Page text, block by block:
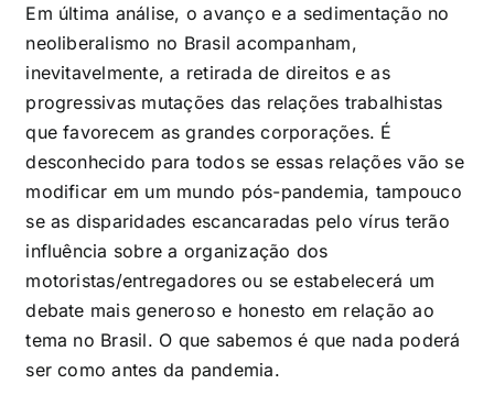
Em última análise, o avanço e a sedimentação no
neoliberalismo no Brasil acompanham,
inevitavelmente, a retirada de direitos e as
progressivas mutações das relações trabalhistas
que favorecem as grandes corporações. É
desconhecido para todos se essas relações vão se
modificar em um mundo pós-pandemia, tampouco
se as disparidades escancaradas pelo vírus terão
influência sobre a organização dos
motoristas/entregadores ou se estabelecerá um
debate mais generoso e honesto em relação ao
tema no Brasil. O que sabemos é que nada poderá
ser como antes da pandemia.